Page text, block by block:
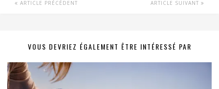
ARTICLE PRÉCÉDENT ARTICLE SUIVANT
VOUS DEVRIEZ ÉGALEMENT ÊTRE INTÉRESSÉ PAR